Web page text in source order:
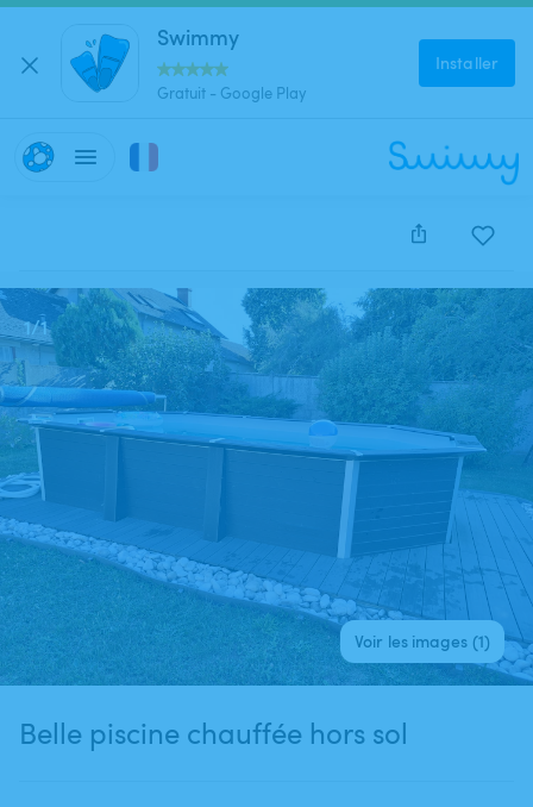
Swimmy
Gratuit - Google Play
Installer
Cette annonce est close et ne peut être réservée.
1/1
Voir les images (1)
Belle piscine chauffée hors sol